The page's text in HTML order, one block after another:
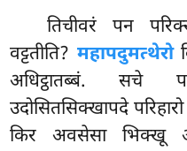
तिचीवरं पन
वट्टतीति? महापदुमत्थेरो
अधिट्ठातब्बं. सचे
उदोसितसिक्खापदे
किर अवसेसा भिक्खू